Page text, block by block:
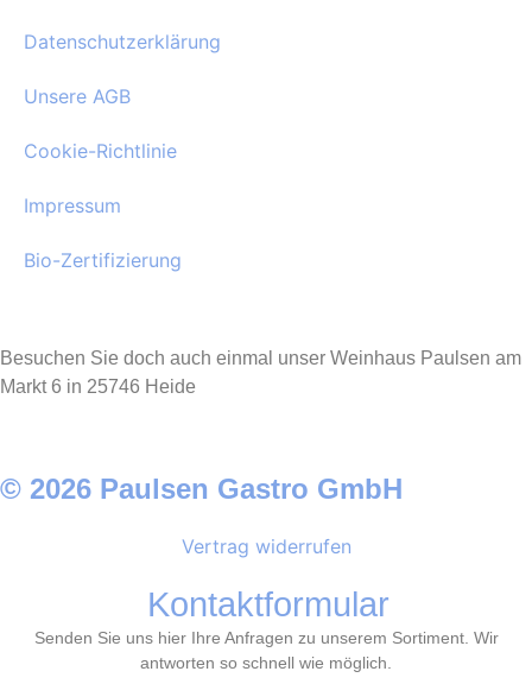
Datenschutzerklärung
Unsere AGB
Cookie-Richtlinie
Impressum
Bio-Zertifizierung
Besuchen Sie doch auch einmal unser Weinhaus Paulsen am
Markt 6 in 25746 Heide
© 2026 Paulsen Gastro GmbH
Vertrag widerrufen
Kontaktformular
Senden Sie uns hier Ihre Anfragen zu unserem Sortiment. Wir
antworten so schnell wie möglich.